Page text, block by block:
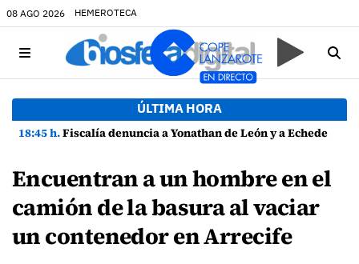
08 AGO 2026 HEMEROTECA
ÚLTIMA HORA
18:45 h.Fiscalía denuncia a Yonathan de León y a Echedey Eugenio por presuntas anomalías en contratos festivos
Encuentran a un hombre en el
camión de la basura al vaciar
un contenedor en Arrecife